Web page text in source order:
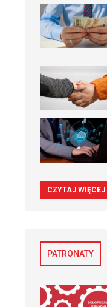
CZYTAJ WIĘCEJ
PATRONATY